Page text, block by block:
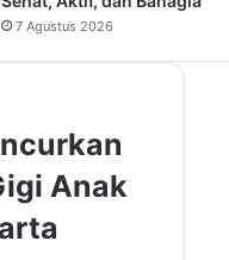
7 Agustus 2026